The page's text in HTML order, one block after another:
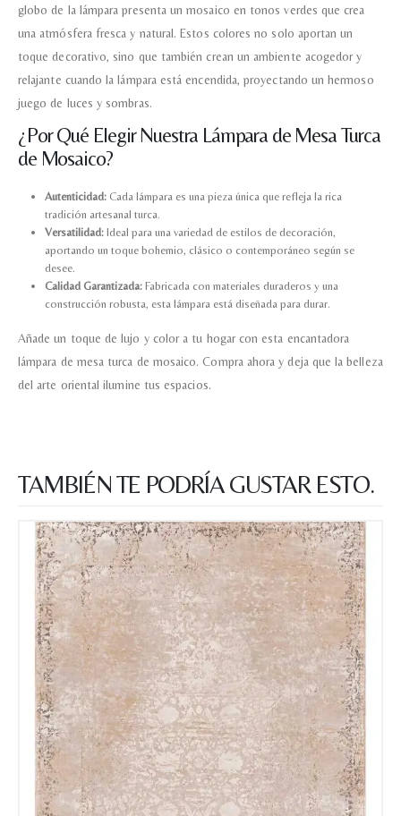
globo de la lámpara presenta un mosaico en tonos verdes que crea
una atmósfera fresca y natural. Estos colores no solo aportan un
toque decorativo, sino que también crean un ambiente acogedor y
relajante cuando la lámpara está encendida, proyectando un hermoso
juego de luces y sombras.
¿Por Qué Elegir Nuestra Lámpara de Mesa Turca
de Mosaico?
Autenticidad:Cada lámpara es una pieza única que refleja la rica
tradición artesanal turca.
Versatilidad:Ideal para una variedad de estilos de decoración,
aportando un toque bohemio, clásico o contemporáneo según se
desee.
Calidad Garantizada:Fabricada con materiales duraderos y una
construcción robusta, esta lámpara está diseñada para durar.
Añade un toque de lujo y color a tu hogar con esta encantadora
lámpara de mesa turca de mosaico. Compra ahora y deja que la belleza
del arte oriental ilumine tus espacios.
TAMBIÉN TE PODRÍA GUSTAR ESTO.
Tu mensaje.
Nombre y Referencia del producto
Acuerdo RGPD *
Doy mi consentimiento para que
esta web almacene la
información que envío para que
puedan responder a mi petición.